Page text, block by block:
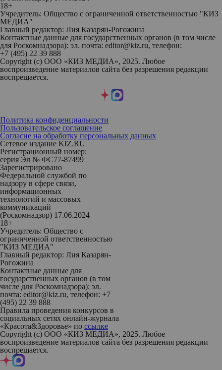
18+
Учредитель: Общество с ограниченной ответственностью "КИЗ
МЕДИА"
Главный редактор: Лия Казарян-Рогожина
Контактные данные для государственных органов (в том числе
для Роскомнадзора): эл. почта: editor@kiz.ru, телефон:
+7 (495) 22 39 888
Copyright (с) ООО «КИЗ МЕДИА», 2025. Любое
воспроизведение материалов сайта без разрешения редакции
воспрещается.
Политика конфиденциальности
Пользовательское соглашение
Согласие на обработку персональных данных
Сетевое издание KIZ.RU
Регистрационный номер:
серия Эл № ФС77-87499
Зарегистрировано
Федеральной службой по
надзору в сфере связи,
информационных
технологий и массовых
коммуникаций
(Роскомнадзор) 17.06.2024
18+
Учредитель: Общество с
ограниченной ответственностью
"КИЗ МЕДИА"
Главный редактор: Лия Казарян-
Рогожина
Контактные данные для
государственных органов (в том
числе для Роскомнадзора): эл.
почта: editor@kiz.ru, телефон: +7
(495) 22 39 888
Правила проведения конкурсов в
социальных сетях онлайн-журнала
«Красота&Здоровье» по ссылке
Copyright (с) ООО «КИЗ МЕДИА», 2025. Любое
воспроизведение материалов сайта без разрешения редакции
воспрещается.